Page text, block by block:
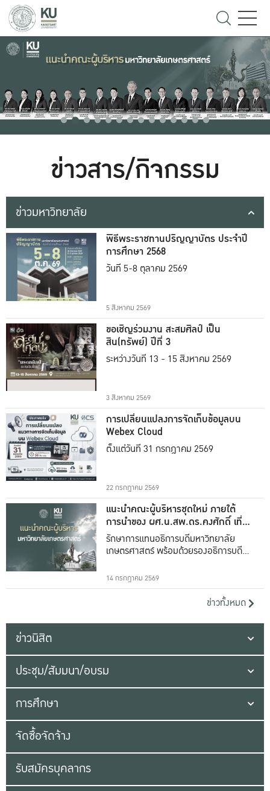
ข่าวสาร/กิจกรรม
ข่าวมหาวิทยาลัย
พิธีพระราชทานปริญญาบัตร ประจำปี
การศึกษา 2568
วันที่ 5-8 ตุลาคม 2569
5 สิงหาคม 2569
ขอเชิญร่วมงาน สะสมศิลป์ เป็น
สิน(ทรัพย์) ปีที่ 3
ระหว่างวันที่ 13 - 15 สิงหาคม 2569
3 สิงหาคม 2569
การเปลี่ยนแปลงการจัดเก็บข้อมูลบน
Webex Cloud
ตั้งแต่วันที่ 31 กรกฎาคม 2569
22 กรกฎาคม 2569
แนะนำคณะผู้บริหารชุดใหม่ ภายใต้
การนำของ ผศ.น.สพ.ดร.คงศักดิ์ เที่ยง
ธรรม
รักษาการแทนอธิการบดีมหาวิทยาลัย
เกษตรศาสตร์ พร้อมด้วยรองอธิการบดีทั้ง
14 กรกฎาคม 2569
ข่าวทั้งหมด
ข่าวนิสิต
ประชุม/สัมมนา/อบรม
การศึกษา
จัดซื้อจัดจ้าง
รับสมัครบุคลากร